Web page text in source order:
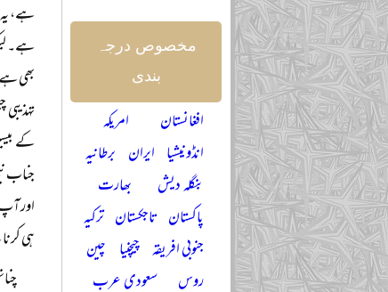
ہے،
ہے۔
بھی
کے
جناب
اور
ہی
مخصوص درجہ
بندی
افغانستان
امریکہ
انڈونیشیا ایران برطانیہ
بنگلہ دیش
بھارت
پاکستان تاجکستان ترکیہ
جنوبی افریقہ چیچنیا چین
روس
سعودی عرب